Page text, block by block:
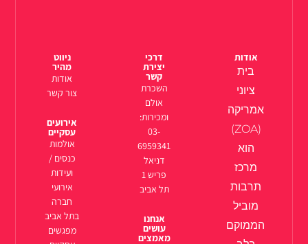
אודות
בית
ציוני
אמריקה
(ZOA)
הוא
מרכז
תרבות
מוביל
הממוקם
דרכי
יצירת
קשר
השכרת
אולם
ומכירות:
03-
6959341
דניאל
פריש 1
תל אביב
אנחנו
עושים
מאמצים
ניווט
מהיר
אודות
צור קשר
אירועים
עסקיים
אולמות
כנסים /
ועידות
אירועי
חברה
בתל אביב
מפגשים